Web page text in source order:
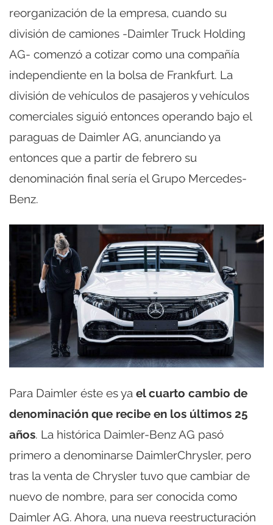
reorganización de la empresa, cuando su
división de camiones -Daimler Truck Holding
AG- comenzó a cotizar como una compañía
independiente en la bolsa de Frankfurt. La
división de vehículos de pasajeros y vehículos
comerciales siguió entonces operando bajo el
paraguas de Daimler AG, anunciando ya
entonces que a partir de febrero su
denominación final sería el Grupo Mercedes-
Benz.
Para Daimler éste es ya el cuarto cambio de
denominación que recibe en los últimos 25
años. La histórica Daimler-Benz AG pasó
primero a denominarse DaimlerChrysler, pero
tras la venta de Chrysler tuvo que cambiar de
nuevo de nombre, para ser conocida como
Daimler AG. Ahora, una nueva reestructuración